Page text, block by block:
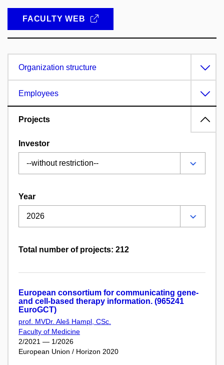
FACULTY WEB
Organization structure
Employees
Projects
Investor
Year
Total number of projects: 212
European consortium for communicating gene-
and cell-based therapy information. (965241
EuroGCT)
prof. MVDr. Aleš Hampl, CSc.
Faculty of Medicine
2/2021 — 1/2026
European Union / Horizon 2020